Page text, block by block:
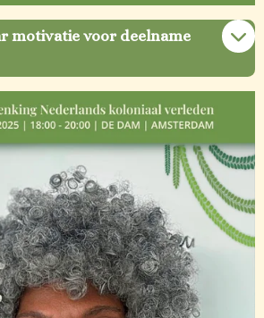
motivatie voor deelname